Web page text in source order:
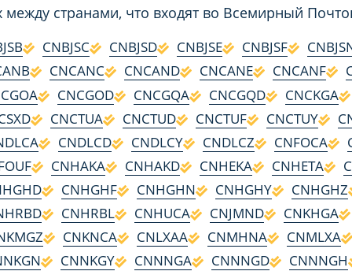
между странами, что входят во Всемирный
CNBJSC CNBJSD CNBJSE CNBJSF
CNCANC CNCAND CNCANE CNCANF
CNCGOD CNCGQA CNCGQD CNCKGA
CNCTUA CNCTUD CNCTUF CNCTUY
CNDLCD CNDLCY CNDLCZ CNFOCA
CNHAKA CNHAKD CNHEKA CNHETA
CNHGHF CNHGHN CNHGHY CNHGHZ
CNHRBL CNHUCA CNJMND CNKHGA
CNKNCA CNLXAA CNMHNA CNMLXA
CNNKGY CNNNGA CNNNGD CNNNGH